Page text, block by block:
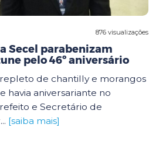
876 visualizações
Secel parabenizam
pelo 46º aniversário
de chantilly e morangos
havia aniversariante no
e Secretário de
[saiba mais]